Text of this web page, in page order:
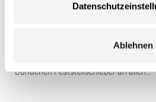
Ablehnen
FH871 Finden+Hales
Sportanzug aus Strickgewebe mit
Bündchen Feststellschieber an allen
g/m²Materialzusammensetzung: